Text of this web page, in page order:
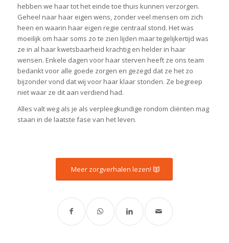
hebben we haar tot het einde toe thuis kunnen verzorgen.
Geheel naar haar eigen wens, zonder veel mensen om zich
heen en waarin haar eigen regie centraal stond. Het was
moeilijk om haar soms zo te zien lijden maar tegelijkertijd was
ze in al haar kwetsbaarheid krachtig en helder in haar
wensen. Enkele dagen voor haar sterven heeft ze ons team
bedankt voor alle goede zorgen en gezegd dat ze het zo
bijzonder vond dat wij voor haar klaar stonden. Ze begreep
niet waar ze dit aan verdiend had.
Alles valt weg als je als verpleegkundige rondom cliënten mag
staan in de laatste fase van het leven.
Meer zorgverhalen lezen!